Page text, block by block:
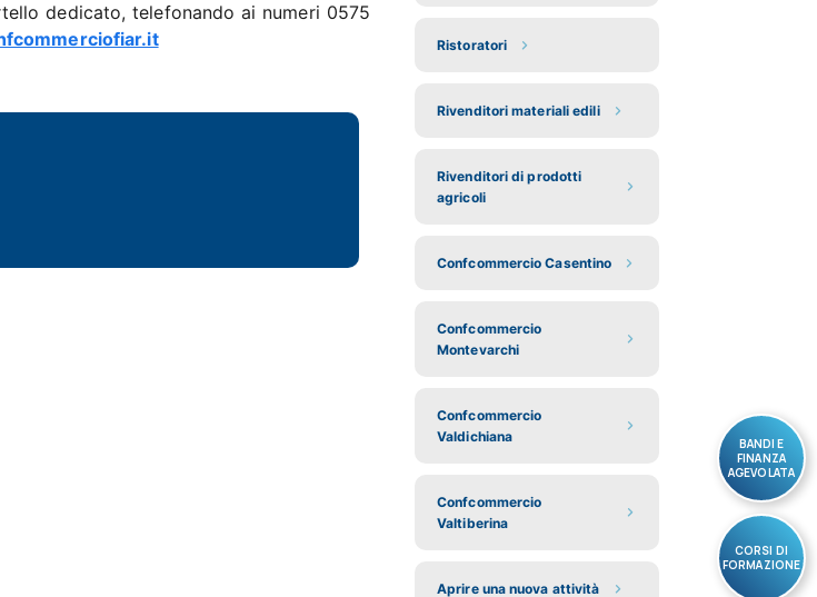
BANDI E
FINANZA
AGEVOLATA
CORSI DI
FORMAZIONE
dedicato, telefonando ai numeri 0575
Ristoratori
Rivenditori materiali edili
Rivenditori di prodotti
agricoli
Confcommercio Casentino
Confcommercio
Montevarchi
Confcommercio
Valdichiana
Confcommercio
Valtiberina
Aprire una nuova attività